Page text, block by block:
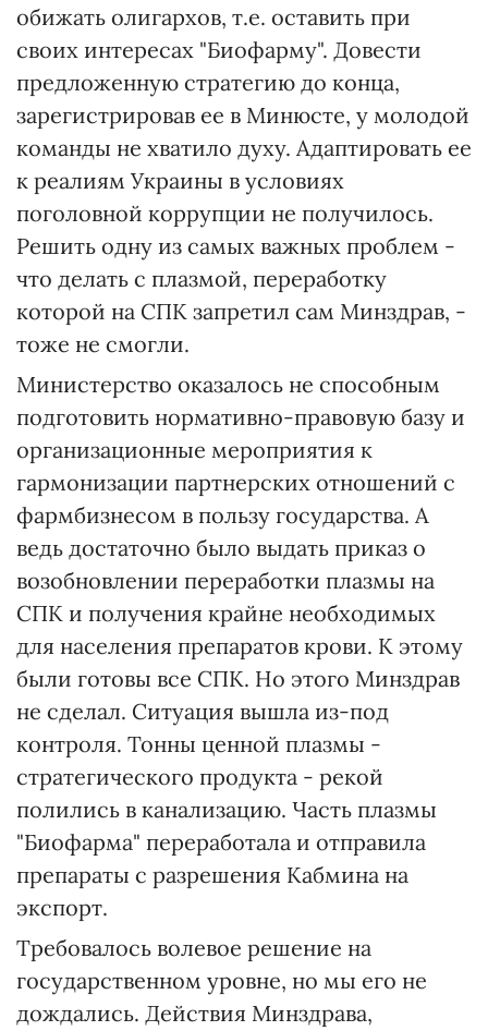
обижать олигархов, т.е. оставить при
своих интересах "Биофарму". Довести
предложенную стратегию до конца,
зарегистрировав ее в Минюсте, у молодой
команды не хватило духу. Адаптировать ее
к реалиям Украины в условиях
поголовной коррупции не получилось.
Решить одну из самых важных проблем -
что делать с плазмой, переработку
которой на СПК запретил сам Минздрав, -
тоже не смогли.
Министерство оказалось не способным
подготовить нормативно-правовую базу и
организационные мероприятия к
гармонизации партнерских отношений с
фармбизнесом в пользу государства. А
ведь достаточно было выдать приказ о
возобновлении переработки плазмы на
СПК и получения крайне необходимых
для населения препаратов крови. К этому
были готовы все СПК. Но этого Минздрав
не сделал. Ситуация вышла из-под
контроля. Тонны ценной плазмы -
стратегического продукта - рекой
полились в канализацию. Часть плазмы
"Биофарма" переработала и отправила
препараты с разрешения Кабмина на
экспорт.
Требовалось волевое решение на
государственном уровне, но мы его не
дождались. Действия Минздрава,